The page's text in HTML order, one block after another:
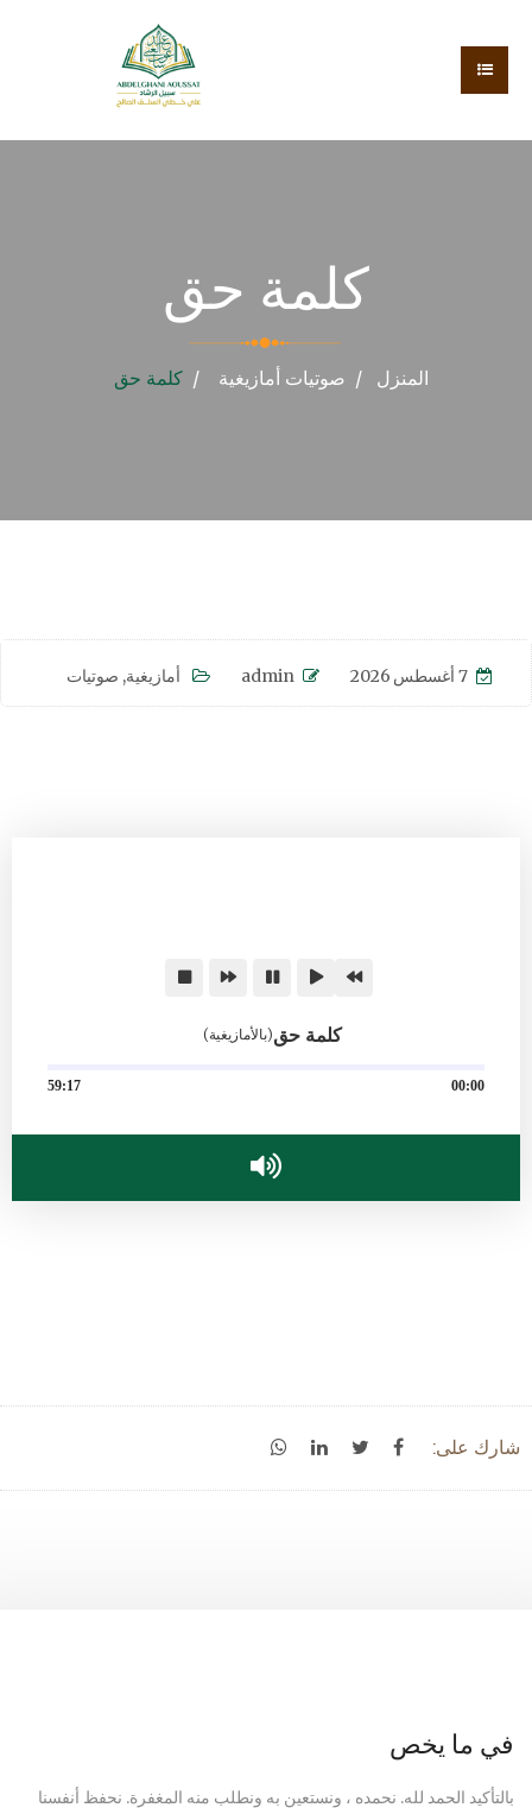
كلمة حق
المنزل صوتيات أمازيغية كلمة حق
7 أغسطس 2026 admin أمازيغية, صوتيات
كلمة حق(بالأمازيغية)
00:00
59:17
شارك على:
في ما يخص
بالتأكيد الحمد لله. نحمده ، ونستعين به ونطلب منه المغفرة. نحفظ أنفسنا